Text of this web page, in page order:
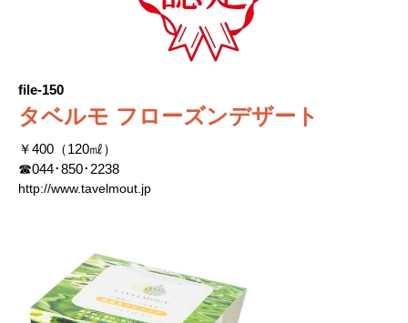
file-150
タベルモ フローズンデザート
￥400（120㎖）
☎044･850･2238
http://www.tavelmout.jp